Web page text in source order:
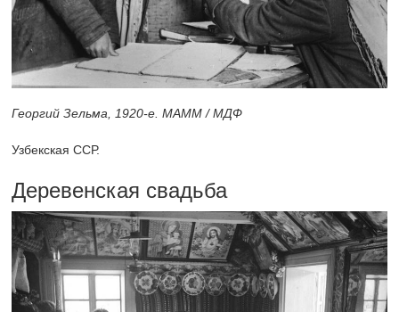
Георгий Зельма, 1920-е. МАММ / МДФ
Узбекская ССР.
Деревенская свадьба